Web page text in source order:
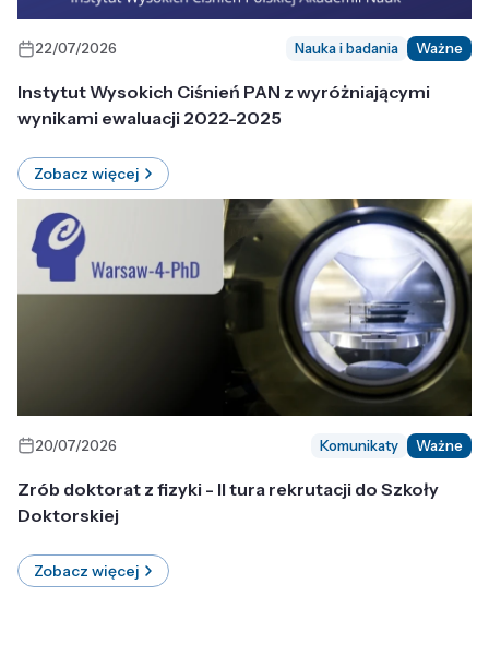
22/07/2026 Nauka i badania Ważne
Instytut Wysokich Ciśnień PAN z wyróżniającymi
wynikami ewaluacji 2022-2025
Zobacz więcej
20/07/2026 Komunikaty Ważne
Zrób doktorat z fizyki - II tura rekrutacji do Szkoły
Doktorskiej
Zobacz więcej